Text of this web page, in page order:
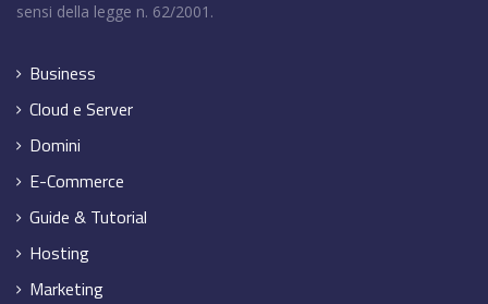
sensi della legge n. 62/2001.
Business
Cloud e Server
Domini
E-Commerce
Guide & Tutorial
Hosting
Marketing